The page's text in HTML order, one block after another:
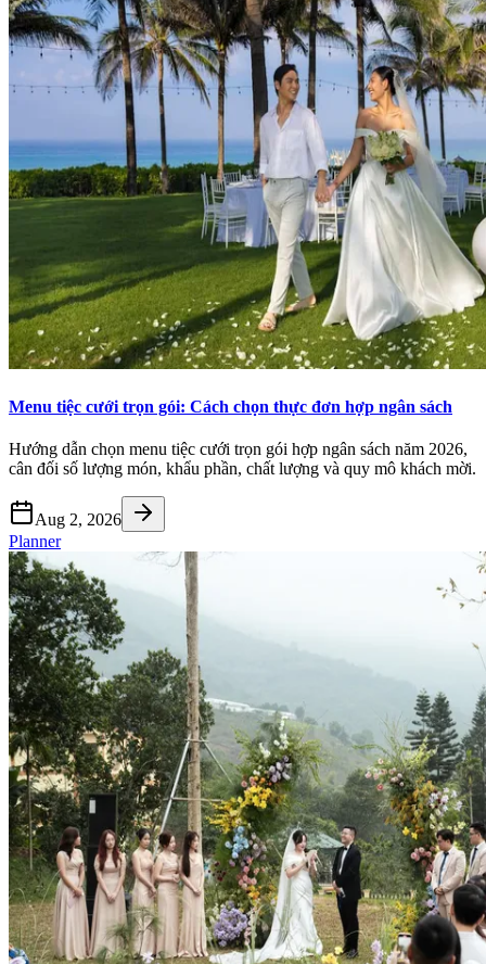
Menu tiệc cưới trọn gói: Cách chọn thực đơn hợp ngân sách
Hướng dẫn chọn menu tiệc cưới trọn gói hợp ngân sách năm 2026,
cân đối số lượng món, khẩu phần, chất lượng và quy mô khách mời.
Aug 2, 2026
Planner